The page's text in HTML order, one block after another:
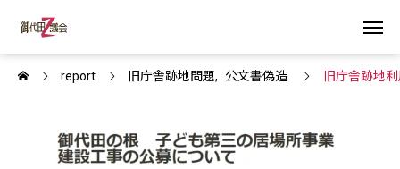
report 旧庁舎跡地問題 公文書偽造 旧庁舎跡地